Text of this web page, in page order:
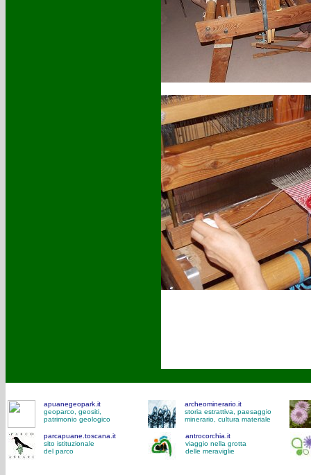
apuanegeopark.it
geoparco, geositi,
patrimonio geologico
archeominerario.it
storia estrattiva, paesaggio
minerario, cultura materiale
parcapuane.toscana.it
sito istituzionale
del parco
antrocorchia.it
viaggio nella grotta
delle meraviglie